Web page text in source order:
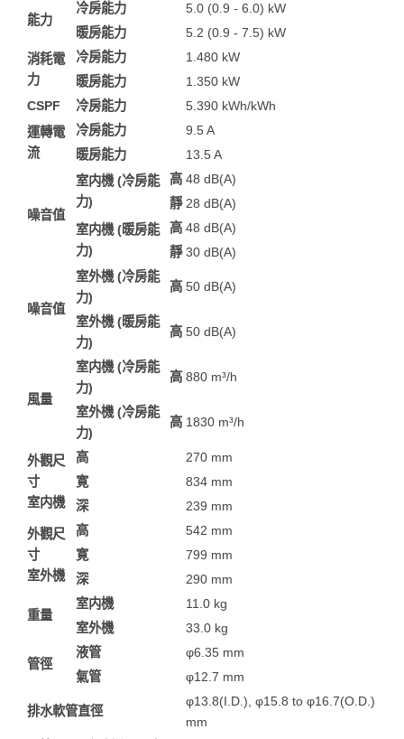
能力
冷房能力
5.0 (0.9 - 6.0) kW
暖房能力
5.2 (0.9 - 7.5) kW
消耗電
力
冷房能力
1.480 kW
暖房能力
1.350 kW
CSPF
冷房能力
5.390 kWh/kWh
運轉電
流
冷房能力
9.5 A
暖房能力
13.5 A
噪音值
室内機 (冷房能
力)
高 48 dB(A)
靜 28 dB(A)
室内機 (暖房能
力)
高 48 dB(A)
靜 30 dB(A)
噪音值
室外機 (冷房能
力)
高 50 dB(A)
室外機 (暖房能
力)
高 50 dB(A)
風量
室内機 (冷房能
力)
高 880 m³/h
室外機 (冷房能
力)
高 1830 m³/h
外觀尺
寸
室内機
高
270 mm
寛
834 mm
深
239 mm
外觀尺
寸
室外機
高
542 mm
寛
799 mm
深
290 mm
重量
室内機
11.0 kg
室外機
33.0 kg
管徑
液管
φ6.35 mm
氣管
φ12.7 mm
排水軟管直徑
φ13.8(I.D.), φ15.8 to φ16.7(O.D.)
mm